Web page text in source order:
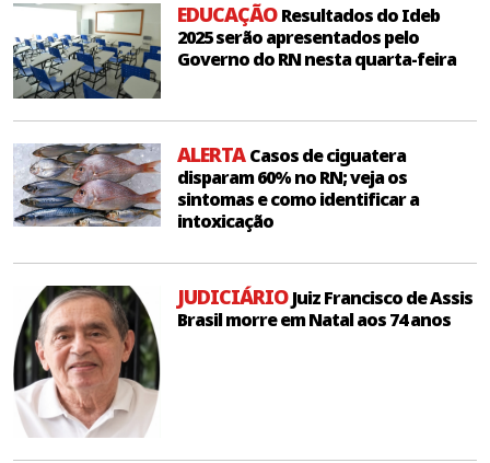
EDUCAÇÃOResultados do Ideb
2025 serão apresentados pelo
Governo do RN nesta quarta-feira
ALERTACasos de ciguatera
disparam 60% no RN; veja os
sintomas e como identificar a
intoxicação
JUDICIÁRIOJuiz Francisco de Assis
Brasil morre em Natal aos 74 anos